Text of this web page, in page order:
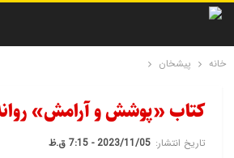
خانه پیشخان
کتاب «پوشش و آرامش»
تاریخ انتشار: 2023/11/05 - 7:15 ق.ظ